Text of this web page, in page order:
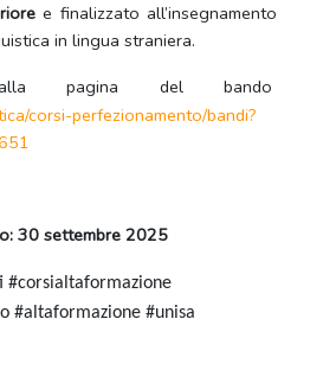
e finalizzato all’insegnamento
in lingua straniera.
pagina del bando
corsi-perfezionamento/bandi?
30 settembre 2025
#corsialtaformazione
#altaformazione #unisa